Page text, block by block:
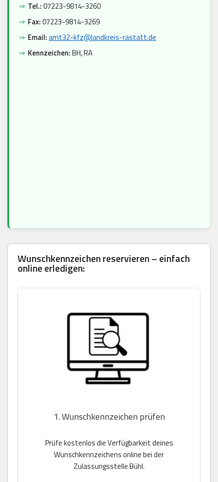
⇒ Tel.:07223-9814-3260
⇒ Fax:07223-9814-3269
⇒ Email:amt32-kfz@landkreis-rastatt.de
⇒ Kennzeichen:BH, RA
Wunschkennzeichen reservieren – einfach
online erledigen:
1. Wunschkennzeichen prüfen
Prüfe kostenlos die Verfügbarkeit deines
Wunschkennzeichens online bei der
Zulassungsstelle Bühl.